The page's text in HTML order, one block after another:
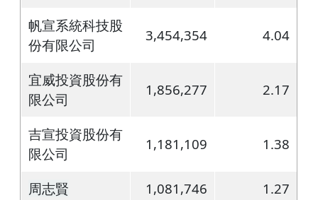
帆宣系統科技股
份有限公司
3,454,354 4.04
宜威投資股份有
限公司
1,856,277 2.17
吉宣投資股份有
限公司
1,181,109 1.38
周志賢 1,081,746
1.27